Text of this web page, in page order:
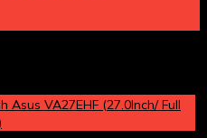
Asus VA27EHF (27.0Inch/ Full